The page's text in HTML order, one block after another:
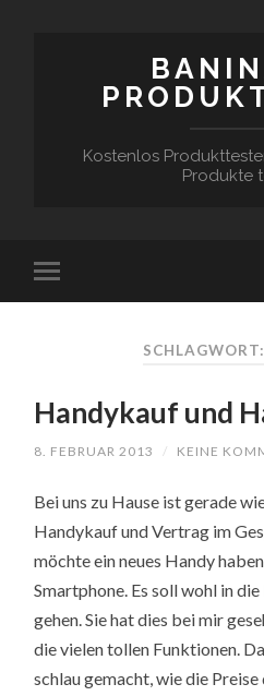
Kostenlos
Produkte
SCHLAGWORT:
Handykauf und
8. FEBRUAR 2013 / KEINE
Bei uns zu Hause ist gerade
Handykauf und Vertrag im
möchte ein neues Handy
Smartphone. Es soll wohl in
gehen. Sie hat dies bei mir
die vielen tollen Funktionen.
schlau gemacht, wie die